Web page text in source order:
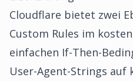
Cloudflare bietet zwei
Custom Rules im
einfachen If-Then-
User-Agent-Strings auf